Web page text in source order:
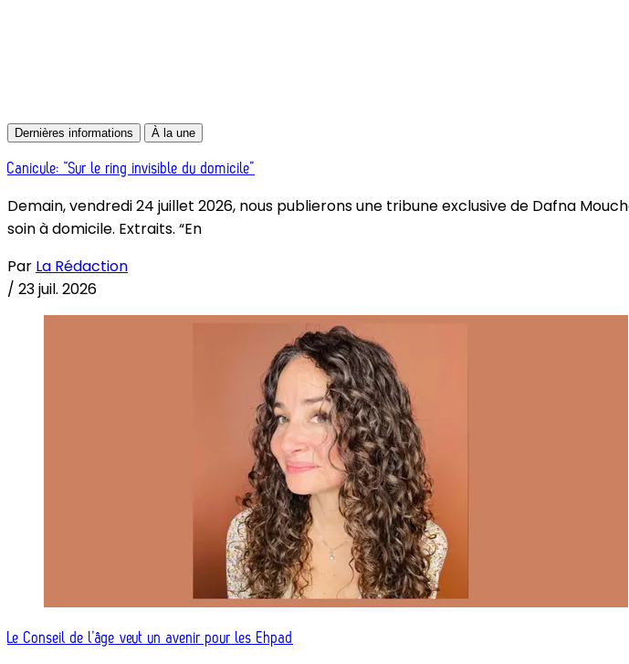
Dernières informations À la une
Canicule: “Sur le ring invisible du domicile”
Demain, vendredi 24 juillet 2026, nous publierons une tribune exclusive de Dafna
soin à domicile. Extraits. “En
Par La Rédaction
/ 23 juil. 2026
Le Conseil de l’âge veut un avenir pour les Ehpad